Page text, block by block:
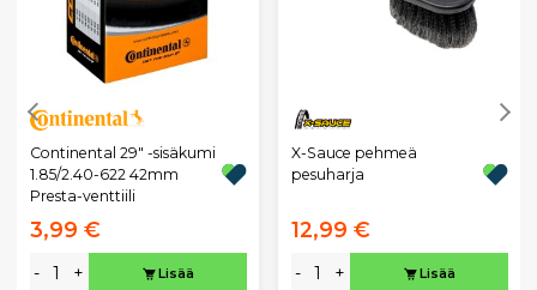
Continental 29" -sisäkumi
1.85/2.40-622 42mm
Presta-venttiili
3,99 €
- + Lisää
X-Sauce pehmeä
pesuharja
12,99 €
- + Lisää